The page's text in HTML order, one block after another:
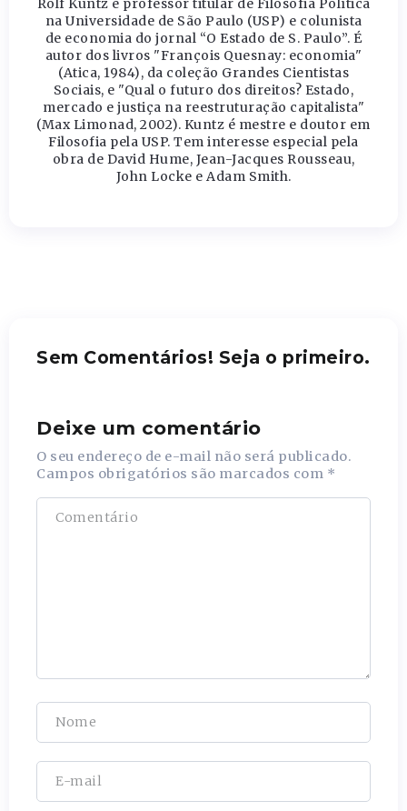
Rolf Kuntz é professor titular de Filosofia Política
na Universidade de São Paulo (USP) e colunista
de economia do jornal “O Estado de S. Paulo”. É
autor dos livros "François Quesnay: economia"
(Atica, 1984), da coleção Grandes Cientistas
Sociais, e "Qual o futuro dos direitos? Estado,
mercado e justiça na reestruturação capitalista"
(Max Limonad, 2002). Kuntz é mestre e doutor em
Filosofia pela USP. Tem interesse especial pela
obra de David Hume, Jean-Jacques Rousseau,
John Locke e Adam Smith.
Sem Comentários! Seja o primeiro.
Deixe um comentário
O seu endereço de e-mail não será publicado.
Campos obrigatórios são marcados com *